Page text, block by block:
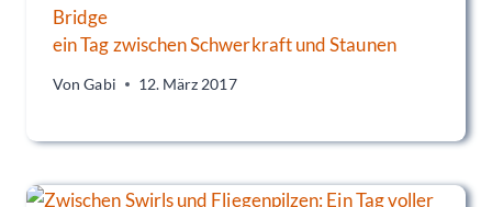
Bridge
ein Tag zwischen Schwerkraft und Staunen
Von Gabi 12. März 2017